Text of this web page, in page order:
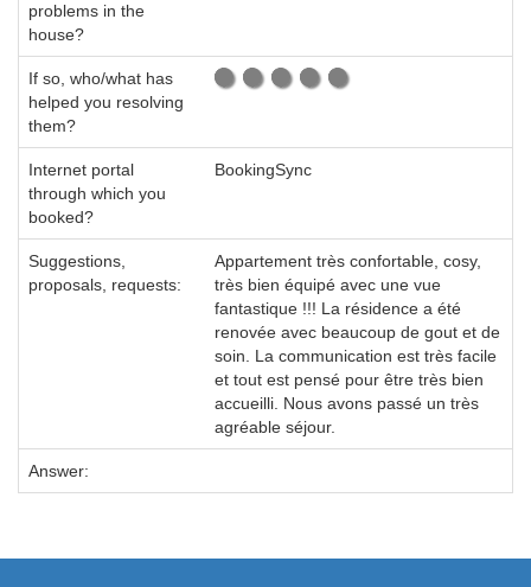
problems in the
house?
If so, who/what has
helped you resolving
them?
Internet portal
through which you
booked?
BookingSync
Suggestions,
proposals, requests:
Appartement très confortable, cosy,
très bien équipé avec une vue
fantastique !!! La résidence a été
renovée avec beaucoup de gout et de
soin. La communication est très facile
et tout est pensé pour être très bien
accueilli. Nous avons passé un très
agréable séjour.
Answer: